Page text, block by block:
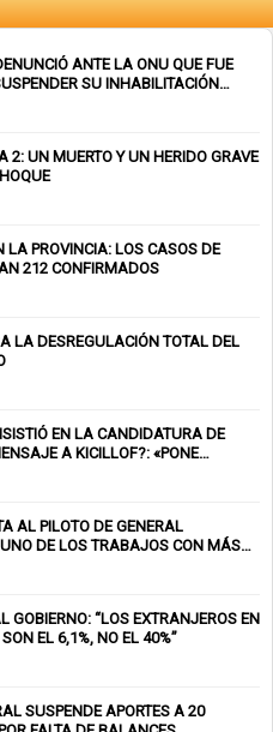
ANTE LA ONU QUE FUE
SU INHABILITACIÓN
2: UN MUERTO Y UN HERIDO GRAVE
LA PROVINCIA: LOS CASOS DE
212 CONFIRMADOS
LA DESREGULACIÓN TOTAL DEL
EN LA CANDIDATURA DE
A KICILLOF?: «PONE
AL PILOTO DE GENERAL
DE LOS TRABAJOS CON MÁS
GOBIERNO: “LOS EXTRANJEROS EN
EL 6,1%, NO EL 40%”
SUSPENDE APORTES A 20